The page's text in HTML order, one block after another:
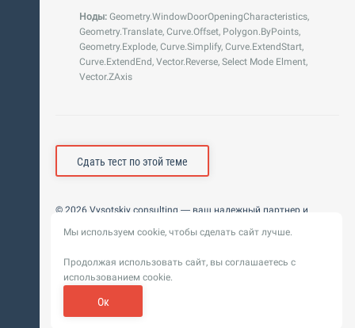
Ноды: Geometry.WindowDoorOpeningCharacteristics,
Geometry.Translate, Curve.Offset, Polygon.ByPoints,
Geometry.Explode, Curve.Simplify, Curve.ExtendStart,
Curve.ExtendEnd, Vector.Reverse, Select Mode Elment,
Vector.ZAxis
Сдать тест по этой теме
© 2026 Vysotskiy consulting — ваш надежный партнер и
Цифровизация, BIM, ИИ. Внедряем и оптимизируем
Пользовательское
соглашение
Политика обработки персональных
данных
Разработка сайта —
Мы используем cookie, чтобы сделать сайт лучше.
Продолжая использовать сайт, вы соглашаетесь с
использованием cookie.
Ок